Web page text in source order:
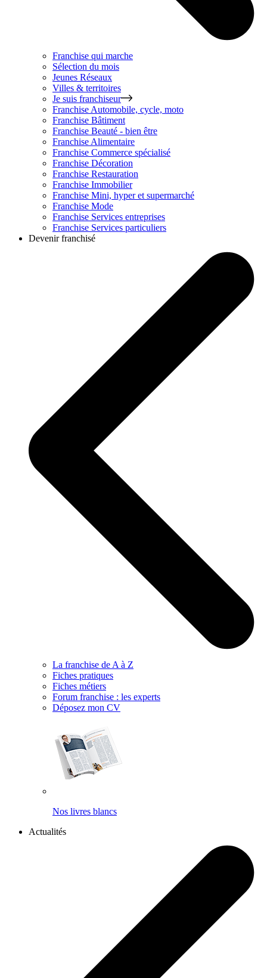
Franchise qui marche
Sélection du mois
Jeunes Réseaux
Villes & territoires
Je suis franchiseur
Franchise Automobile, cycle, moto
Franchise Bâtiment
Franchise Beauté - bien être
Franchise Alimentaire
Franchise Commerce spécialisé
Franchise Décoration
Franchise Restauration
Franchise Immobilier
Franchise Mini, hyper et supermarché
Franchise Mode
Franchise Services entreprises
Franchise Services particuliers
Devenir franchisé
La franchise de A à Z
Fiches pratiques
Fiches métiers
Forum franchise : les experts
Déposez mon CV
Nos livres blancs
Actualités